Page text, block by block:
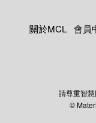
關於MCL 會員
請尊重智
©